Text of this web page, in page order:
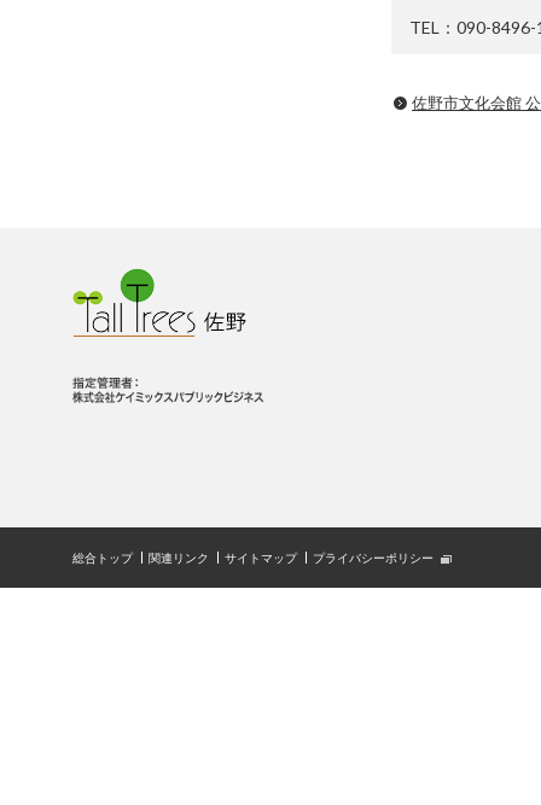
TEL：090-8496-
佐野市文化会館
総合トップ 関連リンク サイトマップ プライバシーポリシー